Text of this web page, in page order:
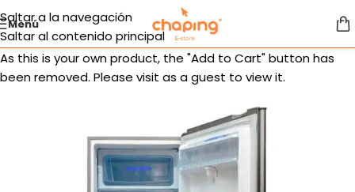
Saltar a la navegación
Saltar al contenido principal
Menú
As this is your own product, the "Add to Cart" button has
been removed. Please visit as a guest to view it.